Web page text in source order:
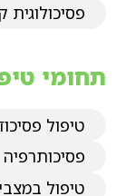
פסיכולוגית
תחומי
טיפול
פסיכותרפיה
טיפול